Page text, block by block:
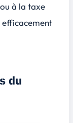
à la taxe
efficacement
du